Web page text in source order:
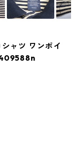
ャツ ワンポイ